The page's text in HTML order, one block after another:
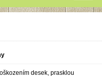
desek, prasklou